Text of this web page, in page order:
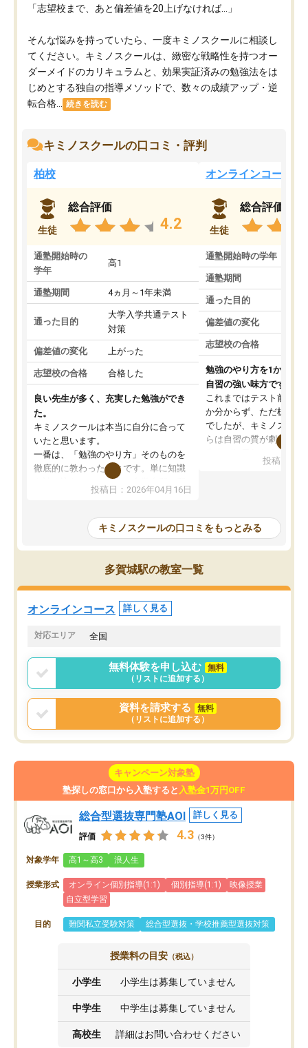
「志望校まで、あと偏差値を20上げなければ…」
そんな悩みを持っていたら、一度キミノスクールに相談し
てください。キミノスクールは、緻密な戦略性を持つオー
ダーメイドのカリキュラムと、効果実証済みの勉強法をは
じめとする独自の指導メソッドで、数々の成績アップ・逆
転合格...
続きを読む
キミノスクールの口コミ・評判
柏校
生徒
総合評価
4.2
通塾開始時の
学年
高1
通塾期間 4ヵ月～1年未満
通った目的
大学入学共通テスト
対策
偏差値の変化 上がった
志望校の合格 合格した
良い先生が多く、充実した勉強ができ
た。
キミノスクールは本当に自分に合って
いたと思います。
一番は、「勉強のやり方」そのものを
徹底的に教わったことです。単に知識
を詰め込むのではなく、自学自習の習
慣が身につくよう並走してくれるの
はなくなりました。
講師の方との距離も近く、親身なコー
チングのおかげで、停滞期もモチベー
ションを維持できました。「やらされ
る勉強」から「目標のための勉強」へ
意識が変わったことが、目標校への合
投稿日：2026年04月16日
オンラインコース
生徒
総合評価
通塾開始時の学年
通塾期間
通った目的
偏差値の変化
志望校の合格
勉強のやり方を1から教
自習の強い味方です。
これまではテスト前に何
か分からず、ただ机に座
でしたが、キミノスクー
らは自習の質が劇的に変
を明確にしてくれるの
の仕方をコーチングして
ルなので、家での学習習
身につきました。結果と
た。自分から学ぶ姿勢を
投稿日：
キミノスクールの口コミをもっとみる
多賀城駅の教室一覧
オンラインコース 詳しく見る
対応エリア 全国
無料体験を申し込む
無料
（リストに追加する）
資料を請求する
無料
（リストに追加する）
キャンペーン対象塾
塾探しの窓口から入塾すると 入塾金1万円OFF
総合型選抜専門塾AOI 詳しく見る
評価 4.3 （3件）
対象学年 高1～高3 浪人生
授業形式 オンライン個別指導(1:1) 個別指導(1:1)
映像授業
自立型学習
目的 難関私立受験対策 総合型選抜・学校推薦型選抜対策
授業料の目安 （税込）
小学生 小学生は募集していません
中学生 中学生は募集していません
高校生 詳細はお問い合わせください